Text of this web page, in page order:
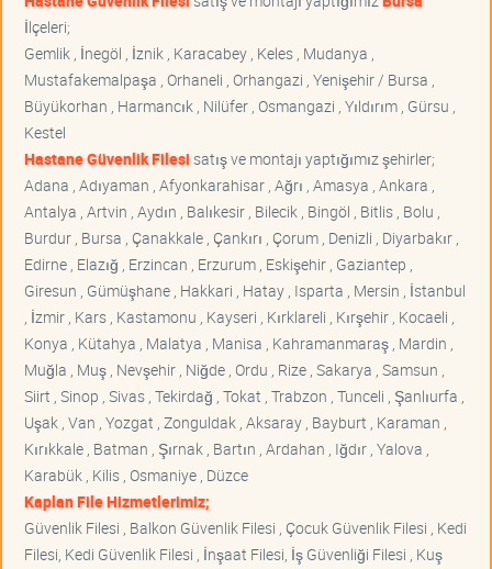
İlçeleri;
Gemlik , İnegöl , İznik , Karacabey , Keles , Mudanya ,
Mustafakemalpaşa , Orhaneli , Orhangazi , Yenişehir / Bursa ,
Büyükorhan , Harmancık , Nilüfer , Osmangazi , Yıldırım , Gürsu ,
Kestel
Hastane Güvenlik Filesisatış ve montajı yaptığımız şehirler;
Adana , Adıyaman , Afyonkarahisar , Ağrı , Amasya , Ankara ,
Antalya , Artvin , Aydın , Balıkesir , Bilecik , Bingöl , Bitlis , Bolu ,
Burdur , Bursa , Çanakkale , Çankırı , Çorum , Denizli , Diyarbakır ,
Edirne , Elazığ , Erzincan , Erzurum , Eskişehir , Gaziantep ,
Giresun , Gümüşhane , Hakkari , Hatay , Isparta , Mersin , İstanbul
, İzmir , Kars , Kastamonu , Kayseri , Kırklareli , Kırşehir , Kocaeli ,
Konya , Kütahya , Malatya , Manisa , Kahramanmaraş , Mardin ,
Muğla , Muş , Nevşehir , Niğde , Ordu , Rize , Sakarya , Samsun ,
Siirt , Sinop , Sivas , Tekirdağ , Tokat , Trabzon , Tunceli , Şanlıurfa ,
Uşak , Van , Yozgat , Zonguldak , Aksaray , Bayburt , Karaman ,
Kırıkkale , Batman , Şırnak , Bartın , Ardahan , Iğdır , Yalova ,
Karabük , Kilis , Osmaniye , Düzce
Kaplan File Hizmetlerimiz;
Güvenlik Filesi , Balkon Güvenlik Filesi , Çocuk Güvenlik Filesi , Kedi
Filesi, Kedi Güvenlik Filesi , İnşaat Filesi, İş Güvenliği Filesi , Kuş